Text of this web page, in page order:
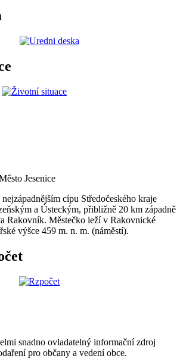
nejzápadnějším cípu Středočeského kraje
a Ústeckým, přibližně 20 km západně
Rakovník. Městečko leží v Rakovnické
výšce 459 m. n. m. (náměstí).
snadno ovladatelný informační zdroj
pro občany a vedení obce.